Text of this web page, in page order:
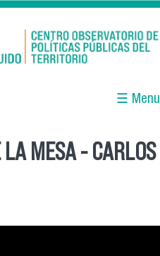
☰ Menu
aquí
LA MESA - CARLOS